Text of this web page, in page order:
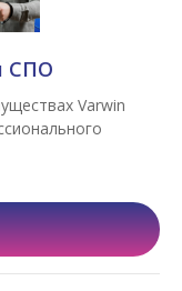
СПО
Varwin